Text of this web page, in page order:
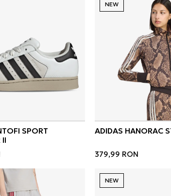
SPORT
II
NEW
ADIDAS HANORAC
379,99 RON
NEW